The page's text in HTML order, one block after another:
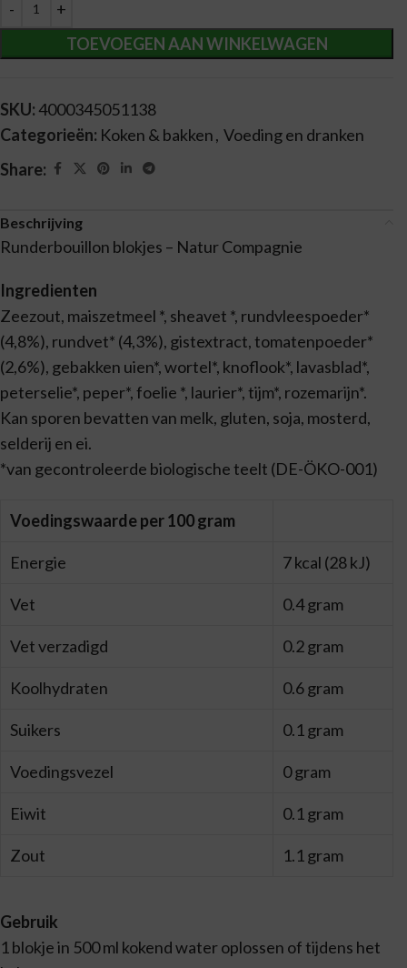
TOEVOEGEN AAN WINKELWAGEN
SKU: 4000345051138
Categorieën: Koken & bakken, Voeding en dranken
Share:
Beschrijving
Runderbouillon blokjes – Natur Compagnie
Ingredienten
Zeezout, maiszetmeel *, sheavet *, rundvleespoeder*
(4,8%), rundvet* (4,3%), gistextract, tomatenpoeder*
(2,6%), gebakken uien*, wortel*, knoflook*, lavasblad*,
peterselie*, peper*, foelie *, laurier*, tijm*, rozemarijn*.
Kan sporen bevatten van melk, gluten, soja, mosterd,
selderij en ei.
*van gecontroleerde biologische teelt (DE-ÖKO-001)
Voedingswaarde per 100 gram
Energie 7 kcal (28 kJ)
Vet 0.4 gram
Vet verzadigd 0.2 gram
Koolhydraten 0.6 gram
Suikers 0.1 gram
Voedingsvezel 0 gram
Eiwit 0.1 gram
Zout 1.1 gram
Gebruik
1 blokje in 500 ml kokend water oplossen of tijdens het